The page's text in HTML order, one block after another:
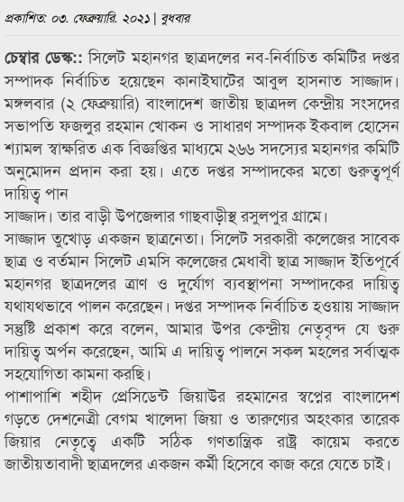
প্রকাশিত: ০৩. ফেব্রুয়ারি. ২০২১ | বুধবার
চেম্বার ডেস্ক::সিলেট মহানগর ছাত্রদলের নব-নির্বাচিত কমিটির দপ্তর
সম্পাদক নির্বাচিত হয়েছেন কানাইঘাটের আবুল হাসনাত সাজ্জাদ।
মঙ্গলবার (২ ফেব্রুয়ারি) বাংলাদেশ জাতীয় ছাত্রদল কেন্দ্রীয় সংসদের
সভাপতি ফজলুর রহমান খোকন ও সাধারণ সম্পাদক ইকবাল হোসেন
শ্যামল স্বাক্ষরিত এক বিজ্ঞপ্তির মাধ্যমে ২৬৬ সদস্যের মহানগর কমিটি
অনুমোদন প্রদান করা হয়। এতে দপ্তর সম্পাদকের মতো গুরুত্বপূর্ণ
দায়িত্ব পান
সাজ্জাদ। তার বাড়ী উপজেলার গাছবাড়ীস্থ রসুলপুর গ্রামে।
সাজ্জাদ তুখোড় একজন ছাত্রনেতা। সিলেট সরকারী কলেজের সাবেক
ছাত্র ও বর্তমান সিলেট এমসি কলেজের মেধাবী ছাত্র সাজ্জাদ ইতিপূর্বে
মহানগর ছাত্রদলের ত্রাণ ও দুর্যোগ ব্যবস্থাপনা সম্পাদকের দায়িত্ব
যথাযথভাবে পালন করেছেন। দপ্তর সম্পাদক নির্বাচিত হওয়ায় সাজ্জাদ
সন্তুষ্টি প্রকাশ করে বলেন, আমার উপর কেন্দ্রীয় নেতৃবৃন্দ যে গুরু
দায়িত্ব অর্পন করেছেন, আমি এ দায়িত্ব পালনে সকল মহলের সর্বাত্মক
সহযোগিতা কামনা করছি।
পাশাপাশি শহীদ প্রেসিডেন্ট জিয়াউর রহমানের স্বপ্নের বাংলাদেশ
গড়তে দেশনেত্রী বেগম খালেদা জিয়া ও তারুণ্যের অহংকার তারেক
জিয়ার নেতৃত্বে একটি সঠিক গণতান্ত্রিক রাষ্ট্র কায়েম করতে
জাতীয়তাবাদী ছাত্রদলের একজন কর্মী হিসেবে কাজ করে যেতে চাই।